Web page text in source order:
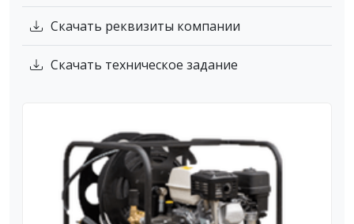
Скачать реквизиты компании
Скачать техническое задание